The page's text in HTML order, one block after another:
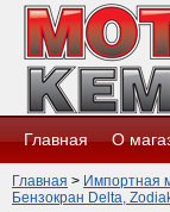
Главная О
Главная > Импортная
Бензокран Delta,